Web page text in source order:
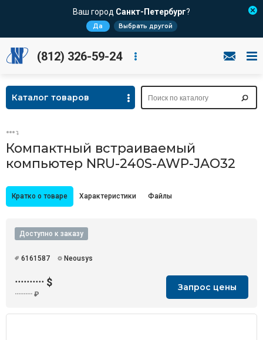
Ваш город Санкт-Петербург?
Да Выбрать другой
(812) 326-59-24
Каталог товаров
Компактный встраиваемый
компьютер NRU-240S-AWP-JAO32
Кратко о товаре Характеристики Файлы
Доступно к заказу
6161587 Neousys
·········· $
·········· ₽
Запрос цены